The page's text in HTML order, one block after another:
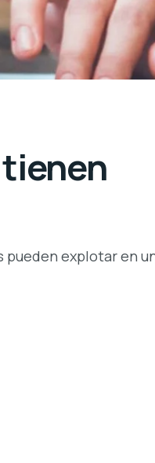
explotar en